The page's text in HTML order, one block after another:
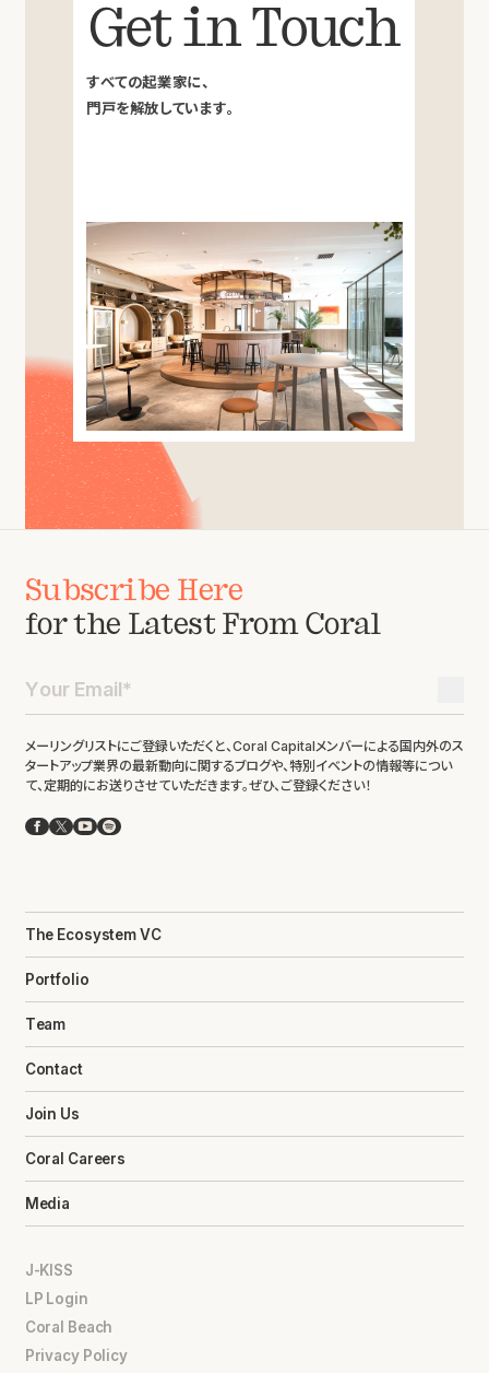
Get in Touch
すべての起業家に、
門戸を解放しています。
Subscribe Here
for the Latest From Coral
メーリングリストにご登録いただくと、Coral Capitalメンバーによる国内外のス
タートアップ業界の最新動向に関するブログや、特別イベントの情報等につい
て、定期的にお送りさせていただきます。ぜひ、ご登録ください！
Facebook
X YouTube
Spotify
The Ecosystem VC
Portfolio
Team
Contact
Join Us
Coral Careers
Media
J-KISS
LP Login
Coral Beach
Privacy Policy